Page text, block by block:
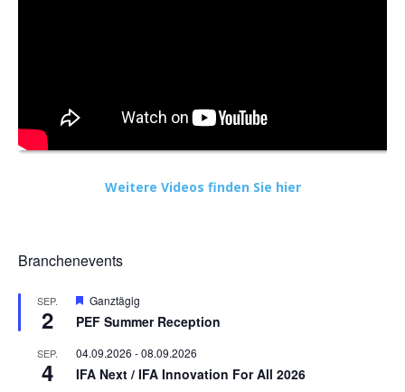
Weitere Videos finden Sie hier
Branchenevents
SEP.
2
Hervorgehoben
Ganztägig
PEF Summer Reception
SEP.
4
04.09.2026 -08.09.2026
IFA Next / IFA Innovation For All 2026